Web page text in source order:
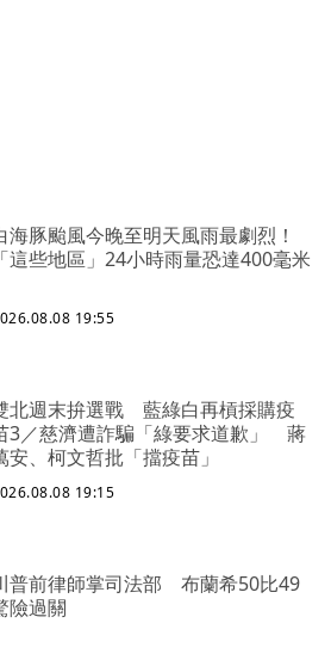
海豚颱風今晚至明天風雨最劇烈！
「這些地區」24小時雨量恐達400毫米
19:55
北週末拚選戰 藍綠白再槓採購疫
3／慈濟遭詐騙「綠要求道歉」 蔣
安、柯文哲批「擋疫苗」
19:15
普前律師掌司法部 布蘭希50比49
險過關